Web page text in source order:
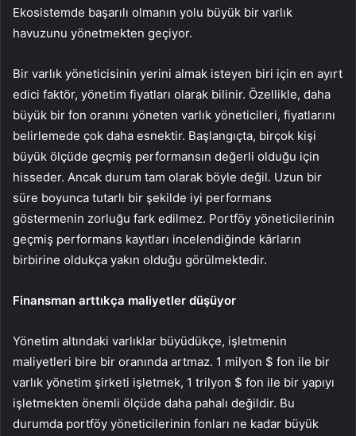
Ekosistemde başarılı olmanın yolu büyük bir varlık
havuzunu yönetmekten geçiyor.
Bir varlık yöneticisinin yerini almak isteyen biri için en ayırt
edici faktör, yönetim fiyatları olarak bilinir. Özellikle, daha
büyük bir fon oranını yöneten varlık yöneticileri, fiyatlarını
belirlemede çok daha esnektir. Başlangıçta, birçok kişi
büyük ölçüde geçmiş performansın değerli olduğu için
hisseder. Ancak durum tam olarak böyle değil. Uzun bir
süre boyunca tutarlı bir şekilde iyi performans
göstermenin zorluğu fark edilmez. Portföy yöneticilerinin
geçmiş performans kayıtları incelendiğinde kârların
birbirine oldukça yakın olduğu görülmektedir.
Finansman arttıkça maliyetler düşüyor
Yönetim altındaki varlıklar büyüdükçe, işletmenin
maliyetleri bire bir oranında artmaz. 1 milyon $ fon ile bir
varlık yönetim şirketi işletmek, 1 trilyon $ fon ile bir yapıyı
işletmekten önemli ölçüde daha pahalı değildir. Bu
durumda portföy yöneticilerinin fonları ne kadar büyük